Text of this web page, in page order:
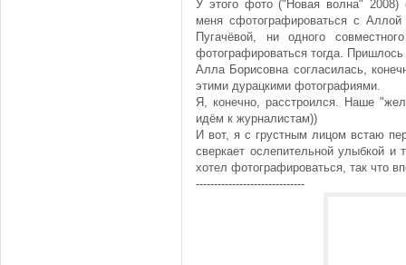
У этого фото ("Новая волна" 2008)
меня сфотографироваться с
Пугачёвой, ни одного
фотографироваться тогда.
Алла Борисовна согласилась,
этими дурацкими фотографиями.
Я, конечно, расстроился. Наше
идём к журналистам))
И вот, я с грустным лицом встаю
сверкает ослепительной улыбкой
хотел фотографироваться, так что
------------------------------